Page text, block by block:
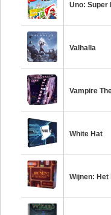
Uno: Super
Valhalla
Vampire
White Hat
Wijnen: Het